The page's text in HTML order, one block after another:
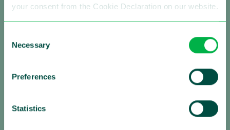
your consent from the Cookie Declaration on our website.
Selection
Necessary
Preferences
Statistics
Folgen Sie uns:
Sensys Gatso ist der führende Anbieter von
automatisierten Lösungen zur Verkehrsüberwachung
mit einer starken weltweiten Präsenz. Unsere Mission
ist es, Leben zu retten, indem wir das Fahrverhalten
von motorisierten Verkehrsteilnehmern verändern. Wir